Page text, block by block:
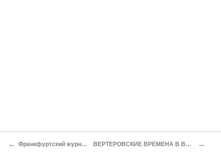
← Франкфуртский журналист ВЕРТЕРОВСКИЕ ВРЕМЕНА В ВЕЦЛАРЕ →